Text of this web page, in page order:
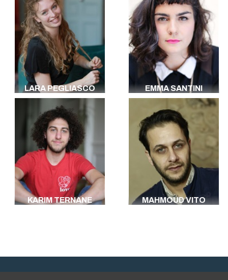
LARA PEGLIASCO EMMA SANTINI
KARIM TERNANE MAHMOUD VITO